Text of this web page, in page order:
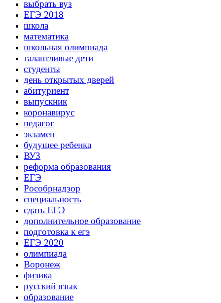
выбрать вуз
ЕГЭ 2018
школа
математика
школьная олимпиада
талантливые дети
студенты
день открытых дверей
абитуриент
выпускник
коронавирус
педагог
экзамен
будущее ребенка
ВУЗ
реформа образования
ЕГЭ
Рособрнадзор
специальность
сдать ЕГЭ
дополнительное образование
подготовка к егэ
ЕГЭ 2020
олимпиада
Воронеж
физика
русский язык
образование